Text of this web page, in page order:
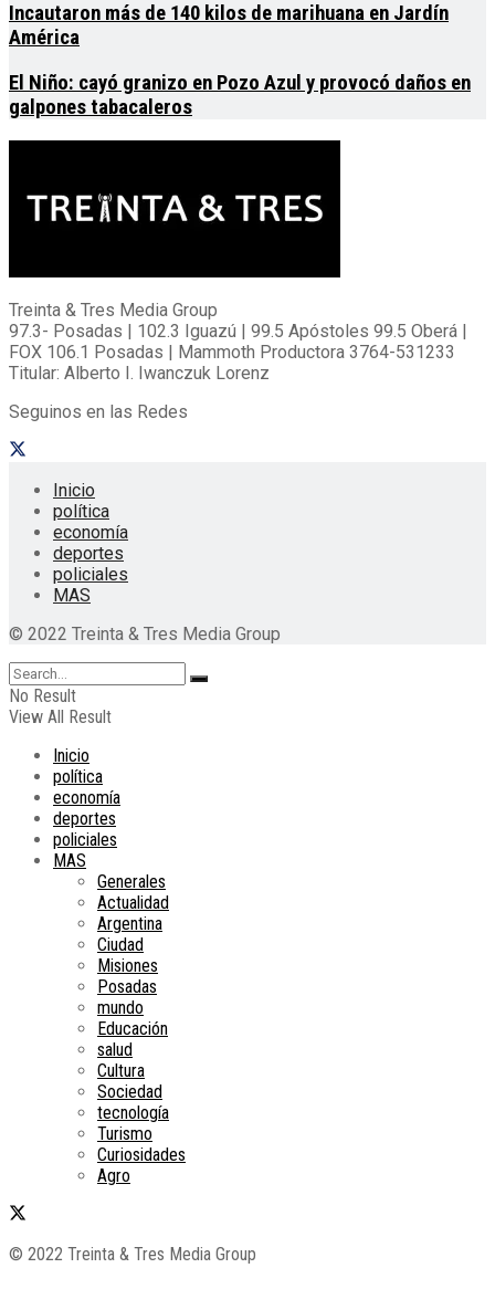
Incautaron más de 140 kilos de marihuana en Jardín
América
El Niño: cayó granizo en Pozo Azul y provocó daños en
galpones tabacaleros
Treinta & Tres Media Group
97.3- Posadas | 102.3 Iguazú | 99.5 Apóstoles 99.5 Oberá |
FOX 106.1 Posadas | Mammoth Productora 3764-531233
Titular: Alberto I. Iwanczuk Lorenz
Seguinos en las Redes
Inicio
política
economía
deportes
policiales
MAS
© 2022 Treinta & Tres Media Group
No Result
View All Result
Inicio
política
economía
deportes
policiales
MAS
Generales
Actualidad
Argentina
Ciudad
Misiones
Posadas
mundo
Educación
salud
Cultura
Sociedad
tecnología
Turismo
Curiosidades
Agro
© 2022 Treinta & Tres Media Group